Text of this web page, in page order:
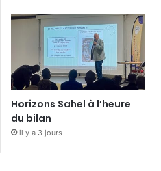
Horizons Sahel à l’heure
du bilan
il y a 3 jours